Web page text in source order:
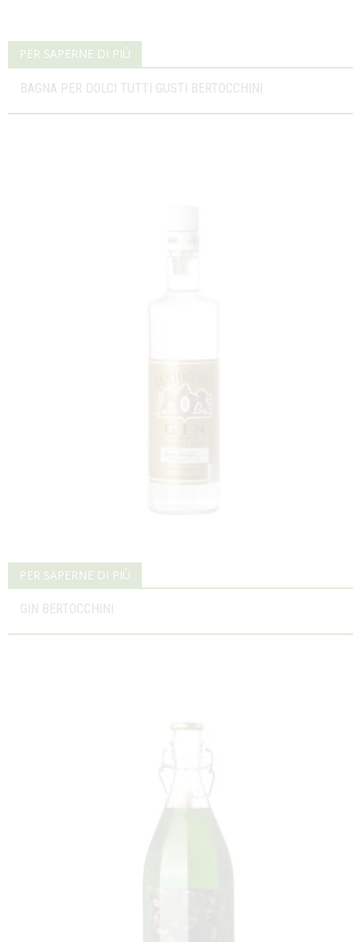
PER SAPERNE DI PIÙ
BAGNA PER DOLCI TUTTI GUSTI BERTOCCHINI
PER SAPERNE DI PIÙ
GIN BERTOCCHINI